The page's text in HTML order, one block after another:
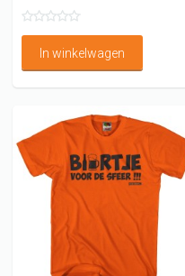
In winkelwagen